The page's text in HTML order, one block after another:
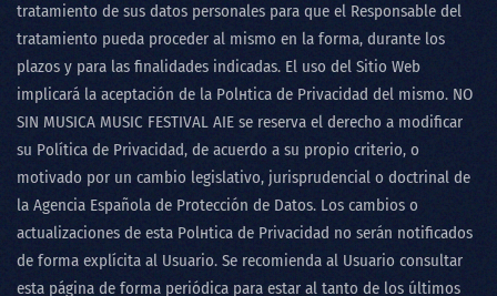
tratamiento de sus datos personales para que el Responsable del
tratamiento pueda proceder al mismo en la forma, durante los
plazos y para las finalidades indicadas. El uso del Sitio Web
implicará la aceptación de la Polнtica de Privacidad del mismo. NO
SIN MUSICA MUSIC FESTIVAL AIE se reserva el derecho a modificar
su Política de Privacidad, de acuerdo a su propio criterio, o
motivado por un cambio legislativo, jurisprudencial o doctrinal de
la Agencia Española de Protección de Datos. Los cambios o
actualizaciones de esta Polнtica de Privacidad no serán notificados
de forma explícita al Usuario. Se recomienda al Usuario consultar
esta página de forma periódica para estar al tanto de los últimos